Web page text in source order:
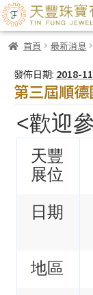
首頁 最新消息
發佈日期: 2018-
第三屆順
<歡迎
天豐
展位
日期
地區